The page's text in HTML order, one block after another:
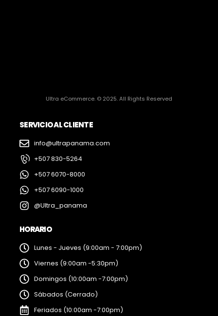
Ultra eCommerce. © 2025. All Rights Reserved
SERVICIO AL CLIENTE
info@ultrapanama.com
+507 830-5264
+507 6070-8000
+507 6090-1000
@Ultra_panama
HORARIO
Lunes - Jueves (9:00am - 7:00pm)
Viernes (9:00am -5:30pm)
Domingos (10:00am -7:00pm)
Sábados (Cerrado)
Feriados (10:00am -7:00pm)